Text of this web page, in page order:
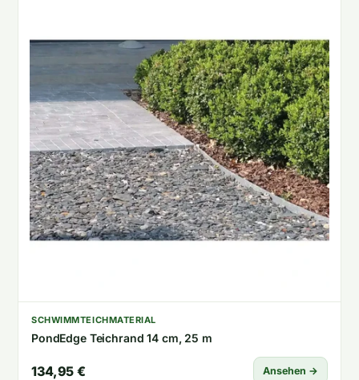
SCHWIMMTEICHMATERIAL
PondEdge Teichrand 14 cm, 25 m
134,95 € Ansehen →